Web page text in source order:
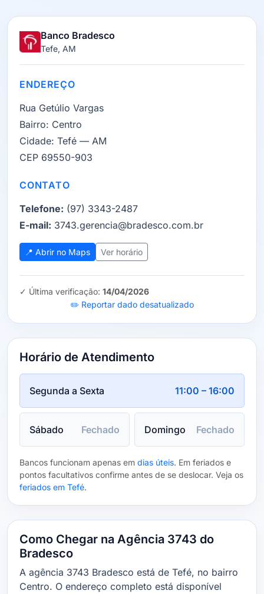
Banco Bradesco
Tefe, AM
ENDEREÇO
Rua Getúlio Vargas
Bairro: Centro
Cidade: Tefé — AM
CEP 69550-903
CONTATO
Telefone: (97) 3343-2487
E-mail: 3743.gerencia@bradesco.com.br
📍 Abrir no Maps Ver horário
✓ Última verificação: 14/04/2026
✏️ Reportar dado desatualizado
Horário de Atendimento
Segunda a Sexta 11:00 – 16:00
Sábado Fechado Domingo Fechado
Bancos funcionam apenas em dias úteis. Em feriados e
pontos facultativos confirme antes de se deslocar. Veja os
feriados em Tefé.
Como Chegar na Agência 3743 do
Bradesco
A agência 3743 Bradesco está de Tefé, no bairro
Centro. O endereço completo está disponível